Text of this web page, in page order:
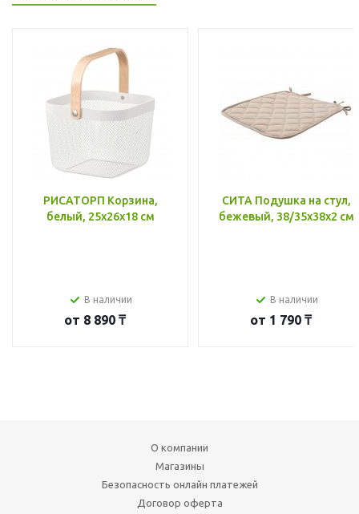
РИСАТОРП Корзина,
белый, 25x26x18 см
В наличии
от 8 890 ₸
СИТА Подушка на стул,
бежевый, 38/35x38x2 см
В наличии
от 1 790 ₸
О компании
Магазины
Безопасность онлайн платежей
Договор оферта